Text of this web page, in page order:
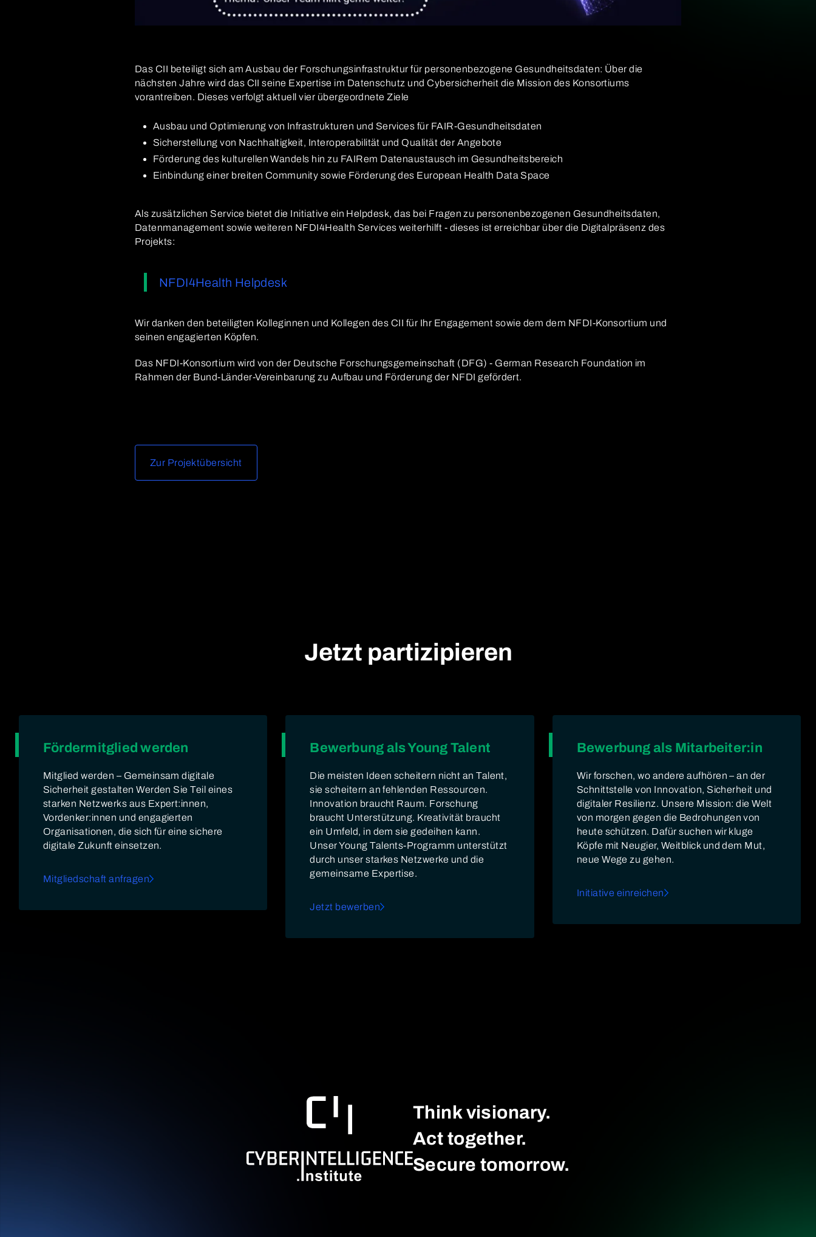
Das CII beteiligt sich am Ausbau der Forschungsinfrastruktur für personenbezogene Gesundheitsdaten: Über die
nächsten Jahre wird das CII seine Expertise im Datenschutz und Cybersicherheit die Mission des Konsortiums
vorantreiben. Dieses verfolgt aktuell vier übergeordnete Ziele
Ausbau und Optimierung von Infrastrukturen und Services für FAIR-Gesundheitsdaten
Sicherstellung von Nachhaltigkeit, Interoperabilität und Qualität der Angebote
Förderung des kulturellen Wandels hin zu FAIRem Datenaustausch im Gesundheitsbereich
Einbindung einer breiten Community sowie Förderung des European Health Data Space
Als zusätzlichen Service bietet die Initiative ein Helpdesk, das bei Fragen zu personenbezogenen Gesundheitsdaten,
Datenmanagement sowie weiteren NFDI4Health Services weiterhilft - dieses ist erreichbar über die Digitalpräsenz des
Projekts:
NFDI4Health Helpdesk
Wir danken den beteiligten Kolleginnen und Kollegen des CII für Ihr Engagement sowie dem dem NFDI-Konsortium und
seinen engagierten Köpfen.
Das NFDI-Konsortium wird von der Deutsche Forschungsgemeinschaft (DFG) - German Research Foundation im
Rahmen der Bund-Länder-Vereinbarung zu Aufbau und Förderung der NFDI gefördert.
Zur Projektübersicht
Jetzt partizipieren
Fördermitglied werden
Mitglied werden – Gemeinsam digitale
Sicherheit gestalten Werden Sie Teil eines
starken Netzwerks aus Expert:innen,
Vordenker:innen und engagierten
Organisationen, die sich für eine sichere
digitale Zukunft einsetzen.
Mitgliedschaft anfragen
Bewerbung als Young Talent
Die meisten Ideen scheitern nicht an Talent,
sie scheitern an fehlenden Ressourcen.
Innovation braucht Raum. Forschung
braucht Unterstützung. Kreativität braucht
ein Umfeld, in dem sie gedeihen kann.
Unser Young Talents-Programm unterstützt
durch unser starkes Netzwerke und die
gemeinsame Expertise.
Jetzt bewerben
Bewerbung als Mitarbeiter:in
Wir forschen, wo andere aufhören – an der
Schnittstelle von Innovation, Sicherheit und
digitaler Resilienz. Unsere Mission: die Welt
von morgen gegen die Bedrohungen von
heute schützen. Dafür suchen wir kluge
Köpfe mit Neugier, Weitblick und dem Mut,
neue Wege zu gehen.
Initiative einreichen
Think visionary.
Act together.
Secure tomorrow.